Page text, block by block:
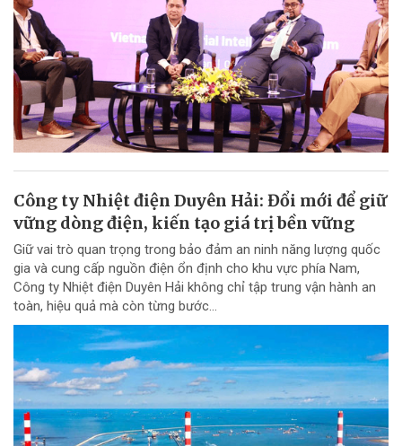
Công ty Nhiệt điện Duyên Hải: Đổi mới để giữ
vững dòng điện, kiến tạo giá trị bền vững
Giữ vai trò quan trọng trong bảo đảm an ninh năng lượng quốc
gia và cung cấp nguồn điện ổn định cho khu vực phía Nam,
Công ty Nhiệt điện Duyên Hải không chỉ tập trung vận hành an
toàn, hiệu quả mà còn từng bước...